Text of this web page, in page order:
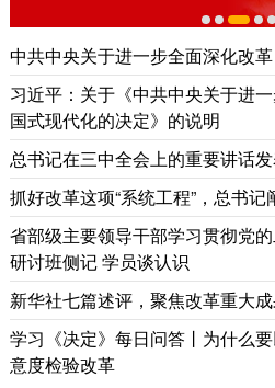
中共中央关于进一步全面深化改
习近平：关于《中共中央关于进
国式现代化的决定》的说明
总书记在三中全会上的重要讲话
抓好改革这项“系统工程”，总书
省部级主要领导干部学习贯彻党
研讨班侧记学员谈认识
新华社七篇述评，聚焦改革重大
学习《决定》每日问答丨为什么
意度检验改革